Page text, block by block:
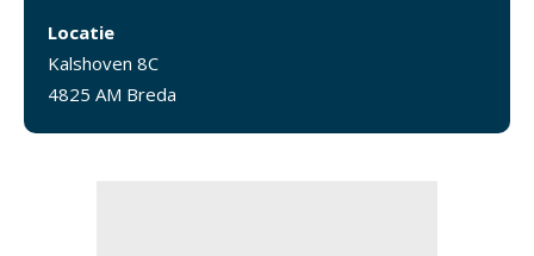
Locatie
Kalshoven 8C
4825 AM Breda